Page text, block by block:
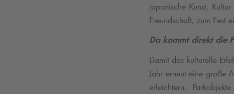
japanische Kunst,
Freundschaft, zum Fest
Da kommt direkt die
Damit das kulturelle
Jahr erneut eine große
erleichtern.